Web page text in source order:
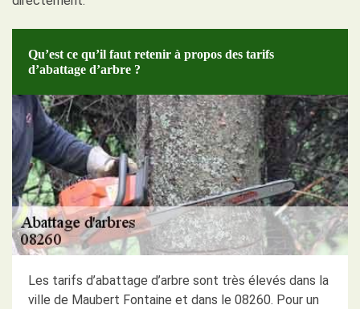
Qu’est ce qu’il faut retenir à propos des tarifs
d’abattage d’arbre ?
Les tarifs d’abattage d’arbre sont très élevés dans la
ville de Maubert Fontaine et dans le 08260. Pour un